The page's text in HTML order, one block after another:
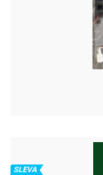
SLEVA